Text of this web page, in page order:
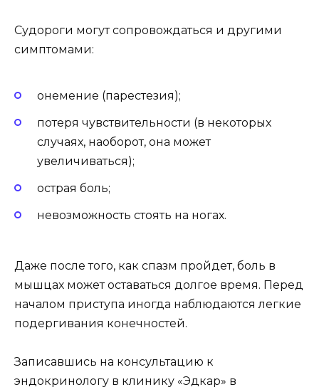
Судороги могут сопровождаться и другими
симптомами:
онемение (парестезия);
потеря чувствительности (в некоторых
случаях, наоборот, она может
увеличиваться);
острая боль;
невозможность стоять на ногах.
Даже после того, как спазм пройдет, боль в
мышцах может оставаться долгое время. Перед
началом приступа иногда наблюдаются легкие
подергивания конечностей.
Записавшись на консультацию к
эндокринологу в клинику «Эдкар» в